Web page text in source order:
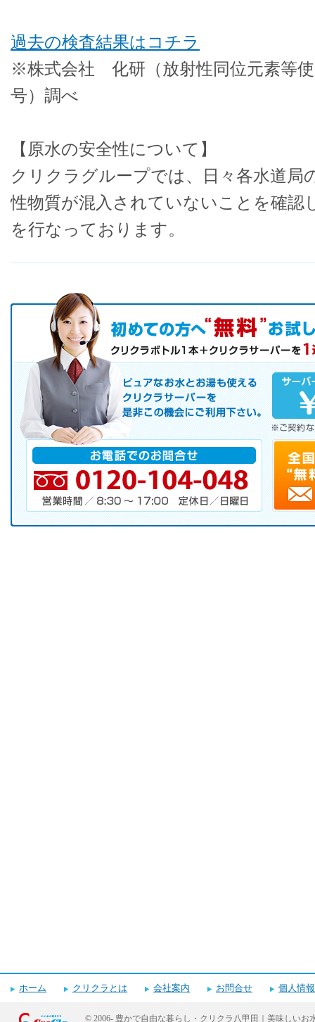
過去の検査結果はコチラ
※株式会社 化研（放射性同位元素等使
号）調べ
【原水の安全性について】
クリクラグループでは、日々各水道局
性物質が混入されていないことを確認
を行なっております。
初めての方へ キャンペーン実施中！
お気軽にお申し込み下さい。
ピュアなお水とお湯も使えるクリクラサーバーを是非この機会にご
サーバレンタル
ご自宅まで配送
※ご契約なさらなくても結構です。
お電話でのお問合せ
ホーム クリクラとは 会社案内 お問合せ 個人情
© 2006- 豊かで自由な暮らし・クリクラ八甲田｜美味しいお